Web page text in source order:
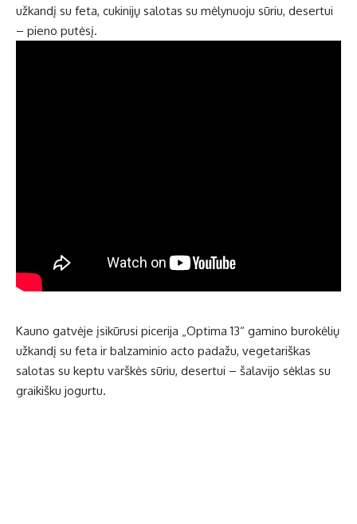
užkandį su feta, cukinijų salotas su mėlynuoju sūriu, desertui
– pieno putėsį.
Kauno gatvėje įsikūrusi picerija „Optima 13“ gamino burokėlių
užkandį su feta ir balzaminio acto padažu, vegetariškas
salotas su keptu varškės sūriu, desertui – šalavijo sėklas su
graikišku jogurtu.